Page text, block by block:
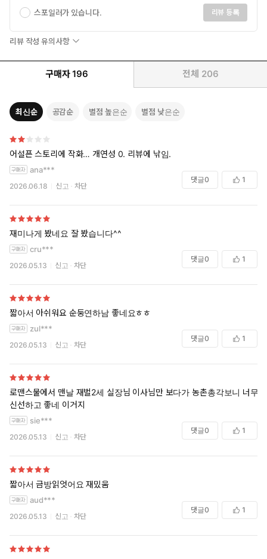
스포일러가 있습니다. 리뷰 등록
리뷰 작성 유의사항
구매자 196 전체 206
최신순 공감순 별점 높은순 별점 낮은순
어설픈 스토리에 작화… 개연성 0. 리뷰에 낚임.
ana***
2026.06.18 신고 차단
댓글0 1
재미나게 봤네요 잘 봤습니다^^
cru***
2026.05.13 신고 차단
댓글0 1
짧아서 아쉬워요 순둥연하남 좋네요ㅎㅎ
zul***
2026.05.13 신고 차단
댓글0 1
로맨스물에서 맨날 재벌2세 실장님 이사님만 보다가 농촌총각보니 너무
신선하고 좋네 이거지
sie***
2026.05.13 신고 차단
댓글0 1
짧아서 금방읽엇어요 재밌움
aud***
2026.05.13 신고 차단
댓글0 1